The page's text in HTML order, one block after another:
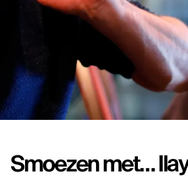
Smoezen met…